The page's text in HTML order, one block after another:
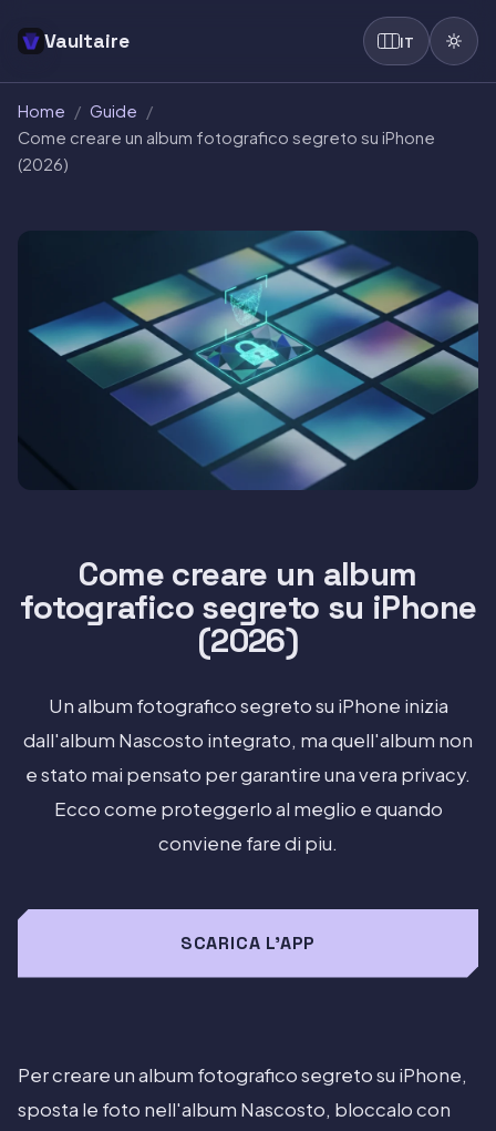
Vaultaire IT
Home / Guide /
Come creare un album fotografico segreto su iPhone
(2026)
Come creare un album
fotografico segreto su iPhone
(2026)
Un album fotografico segreto su iPhone inizia
dall'album Nascosto integrato, ma quell'album non
e stato mai pensato per garantire una vera privacy.
Ecco come proteggerlo al meglio e quando
conviene fare di piu.
SCARICA L'APP
Per creare un album fotografico segreto su iPhone,
sposta le foto nell'album Nascosto, bloccalo con